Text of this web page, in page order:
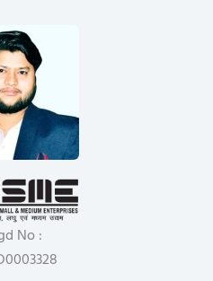
No :